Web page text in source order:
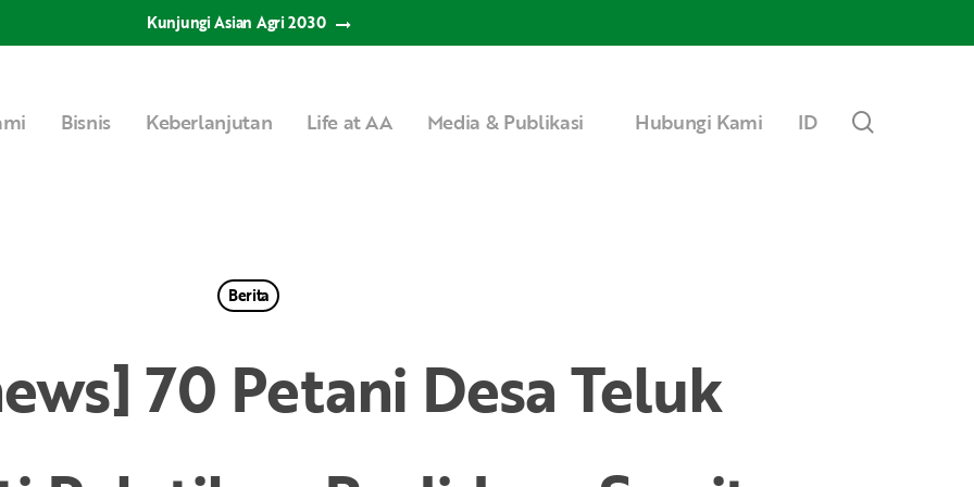
Kunjungi Asian Agri 2030
Bisnis Keberlanjutan Life at AA Media & Publikasi Hubungi Kami ID
Berita